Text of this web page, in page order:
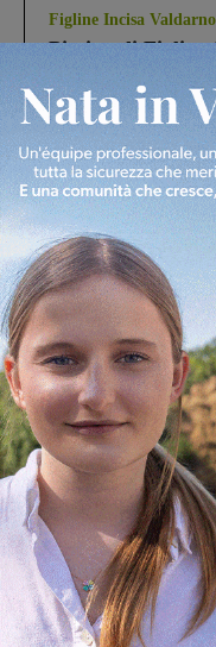
Figline Incisa Valdarno
Piscina di Figline
Pnrr, il gruppo di
ringraziamento al
Cronaca 3 Agosto 2026
Scomparso da
Fiorentino
Levane nel 2020
Cronaca 4 Agosto 2026
Un anno fa la
Gianni, Giulia e
processo, lo stop
Articolo precedente
Il Calcit incontra la direzione
Serristori, Bonaccini:
collaborazione ma rispondete
Pronto Soccorso”